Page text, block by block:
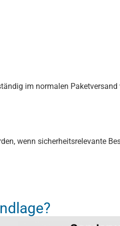
im normalen Paketversand
wenn sicherheitsrelevante